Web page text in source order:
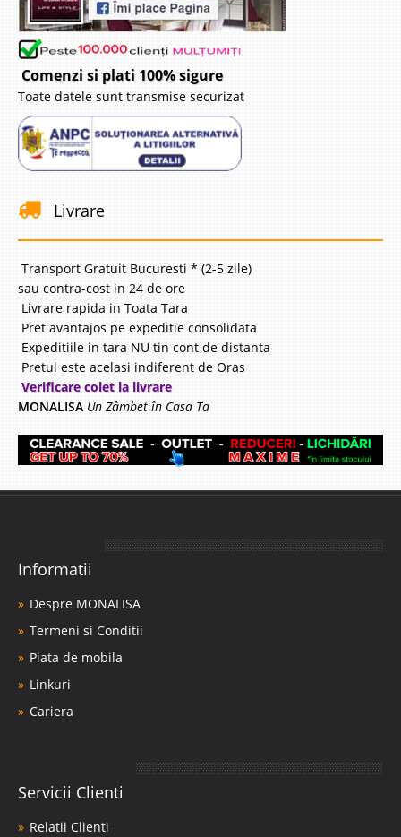
Comenzi si plati 100% sigure
Toate datele sunt transmise securizat
Livrare
Transport Gratuit Bucuresti * (2-5 zile)
sau contra-cost in 24 de ore
Livrare rapida in Toata Tara
Pret avantajos pe expeditie consolidata
Expeditiile in tara NU tin cont de distanta
Pretul este acelasi indiferent de Oras
Verificare colet la livrare
MONALISA Un Zâmbet în Casa Ta
Informatii
Despre MONALISA
Termeni si Conditii
Piata de mobila
Linkuri
Cariera
Servicii Clienti
Relatii Clienti